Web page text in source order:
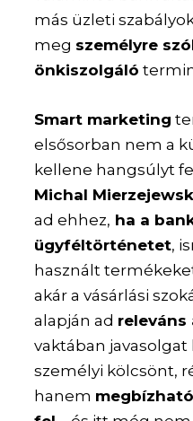
más üzleti
meg személyre
önkiszolgáló
Smart marketing
elsősorban nem a
kellene hangsúlyt
Michal
ad ehhez, ha a
ügyféltörténetet,
használt
akár a vásárlási
alapján ad
vaktában
személyi kölcsönt,
hanem